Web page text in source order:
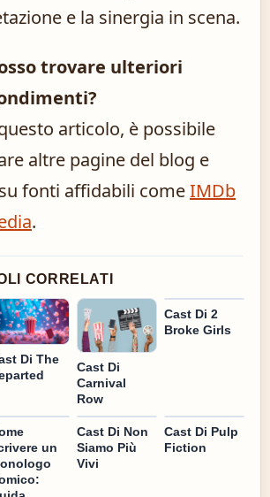
e la sinergia in scena.
trovare ulteriori
articolo, è possibile
altre pagine del blog e
fonti affidabili comeIMDb
.
CORRELATI
Di The
Cast Di
Carnival
Row
Cast Di 2
Broke Girls
un
Cast Di Non
Siamo Più
Vivi
Cast Di Pulp
Fiction